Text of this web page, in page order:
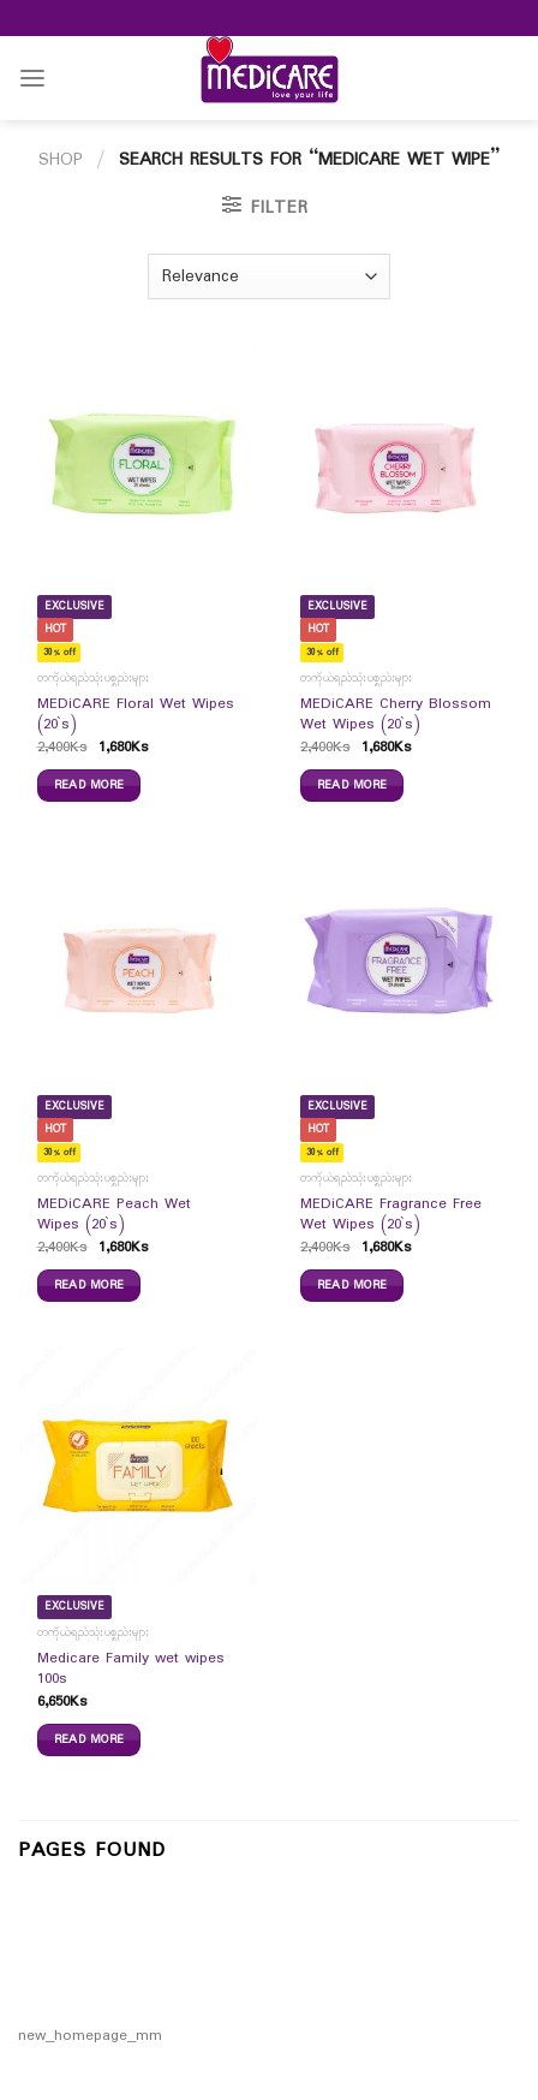
to
content
SHOP / SEARCH RESULTS FOR “MEDICARE WET WIPE”
FILTER
EXCLUSIVE
HOT
30% off
တကိုယ်ရည်သုံးပစ္စည်းများ
MEDiCARE Floral Wet Wipes
(20`s)
2,400Ks 1,680Ks
READ MORE
EXCLUSIVE
HOT
30% off
တကိုယ်ရည်သုံးပစ္စည်းများ
MEDiCARE Cherry Blossom
Wet Wipes (20`s)
2,400Ks 1,680Ks
READ MORE
EXCLUSIVE
HOT
30% off
တကိုယ်ရည်သုံးပစ္စည်းများ
MEDiCARE Peach Wet
Wipes (20`s)
2,400Ks 1,680Ks
READ MORE
EXCLUSIVE
HOT
30% off
တကိုယ်ရည်သုံးပစ္စည်းများ
MEDiCARE Fragrance Free
Wet Wipes (20`s)
2,400Ks 1,680Ks
READ MORE
EXCLUSIVE
တကိုယ်ရည်သုံးပစ္စည်းများ
Medicare Family wet wipes
100s
6,650Ks
READ MORE
PAGES FOUND
new_homepage_mm